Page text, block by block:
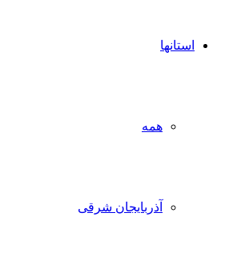
استانها
همه
آذربایجان شرقی